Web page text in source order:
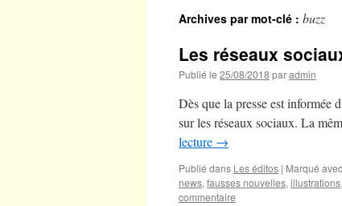
Archives par mot-clé : buzz
Les réseaux
Publié le 25/08/2018 paradmin
Dès que la presse est informée
sur les réseaux sociaux. La
lecture →
Publié dans Les éditos | Marqué avec
news, fausses nouvelles, illustrations,
commentaire